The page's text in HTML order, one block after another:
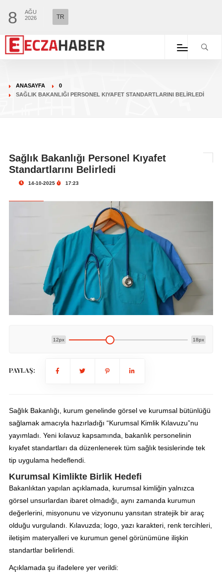
8
AĞU
2026
TR
ANASAYFA
0
SAĞLIK BAKANLIĞI PERSONEL KIYAFET STANDARTLARINI BELIRLEDI
Sağlık Bakanlığı Personel Kıyafet
Standartlarını Belirledi
14-10-2025 17:23
12px 18px
PAYLAŞ:
Sağlık Bakanlığı, kurum genelinde görsel ve kurumsal bütünlüğü
sağlamak amacıyla hazırladığı “Kurumsal Kimlik Kılavuzu”nu
yayımladı. Yeni kılavuz kapsamında, bakanlık personelinin
kıyafet standartları da düzenlenerek tüm sağlık tesislerinde tek
tip uygulama hedeflendi.
Kurumsal Kimlikte Birlik Hedefi
Bakanlıktan yapılan açıklamada, kurumsal kimliğin yalnızca
görsel unsurlardan ibaret olmadığı, aynı zamanda kurumun
değerlerini, misyonunu ve vizyonunu yansıtan stratejik bir araç
olduğu vurgulandı. Kılavuzda; logo, yazı karakteri, renk tercihleri,
iletişim materyalleri ve kurumun genel görünümüne ilişkin
standartlar belirlendi.
Açıklamada şu ifadelere yer verildi: